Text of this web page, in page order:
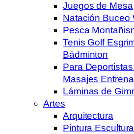
Juegos de Mesa
Natación Buceo
Pesca
Tenis Golf
Bádminton
Para
Masajes
Láminas de
Artes
Arquitectura
Pintura